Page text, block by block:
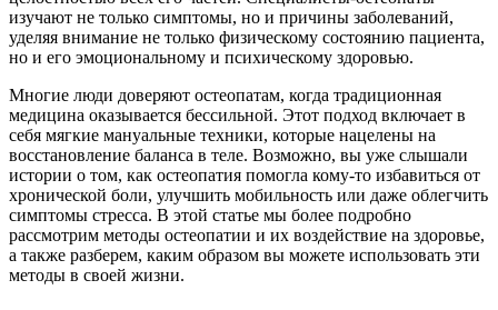
изучают не только симптомы, но и причины заболеваний,
уделяя внимание не только физическому состоянию пациента,
но и его эмоциональному и психическому здоровью.
Многие люди доверяют остеопатам, когда традиционная
медицина оказывается бессильной. Этот подход включает в
себя мягкие мануальные техники, которые нацелены на
восстановление баланса в теле. Возможно, вы уже слышали
истории о том, как остеопатия помогла кому-то избавиться от
хронической боли, улучшить мобильность или даже облегчить
симптомы стресса. В этой статье мы более подробно
рассмотрим методы остеопатии и их воздействие на здоровье,
а также разберем, каким образом вы можете использовать эти
методы в своей жизни.